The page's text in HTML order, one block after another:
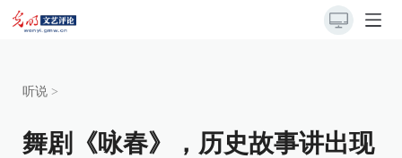
听说 >
舞剧《咏春》，历史故事讲出现